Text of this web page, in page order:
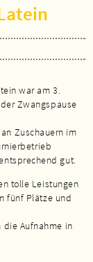
war am 3.
Zwangspause
Zuschauern im
gut.
tolle Leistungen
fünf Plätze und
Aufnahme in